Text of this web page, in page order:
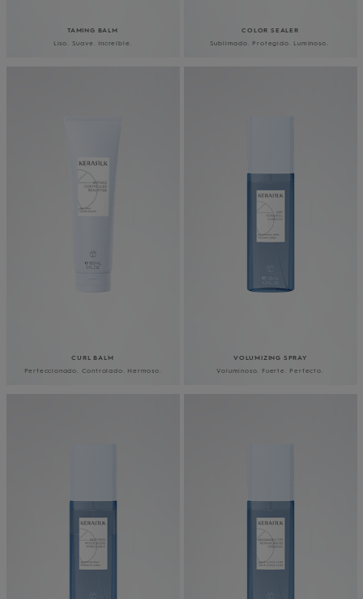
TAMING BALM
Liso. Suave. Increíble.
COLOR SEALER
Sublimado. Protegido. Luminoso.
CURL BALM
Perfeccionado. Controlado. Hermoso.
VOLUMIZING SPRAY
Voluminoso. Fuerte. Perfecto.